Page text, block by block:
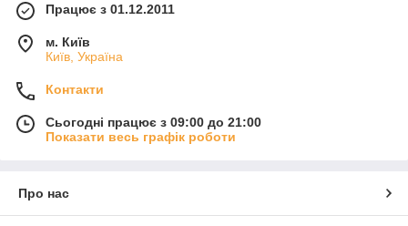
Працює з 01.12.2011
м. Київ
Київ, Україна
Контакти
Сьогодні працює з 09:00 до 21:00
Показати весь графік роботи
Про нас